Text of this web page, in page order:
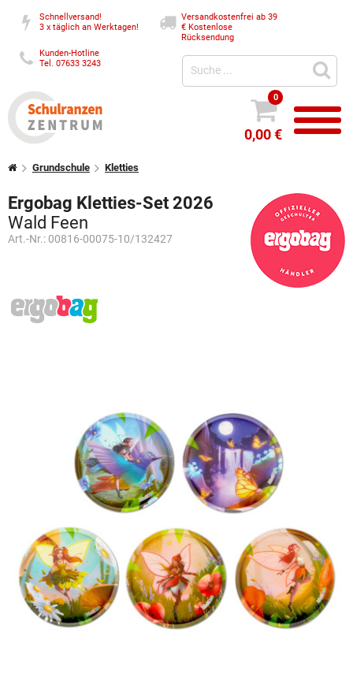
Schnellversand!
3 x täglich an Werktagen!
Versandkostenfrei ab 39
€Kostenlose
Rücksendung
Kunden-Hotline
Tel. 07633 3243
0
0,00 €
Grundschule Kletties
Ergobag Kletties-Set 2026
Wald Feen
Art.-Nr.: 00816-00075-10/132427